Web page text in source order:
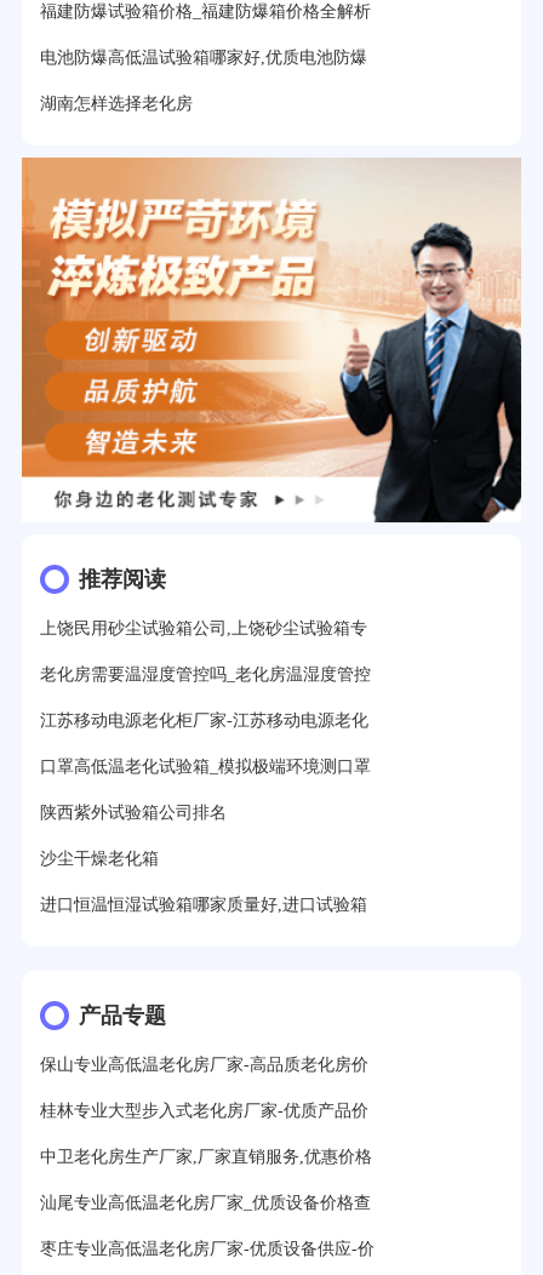
福建防爆试验箱价格_福建防爆箱价格全解析
电池防爆高低温试验箱哪家好,优质电池防爆
湖南怎样选择老化房
推荐阅读
上饶民用砂尘试验箱公司,上饶砂尘试验箱专
老化房需要温湿度管控吗_老化房温湿度管控
江苏移动电源老化柜厂家-江苏移动电源老化
口罩高低温老化试验箱_模拟极端环境测口罩
陕西紫外试验箱公司排名
沙尘干燥老化箱
进口恒温恒湿试验箱哪家质量好,进口试验箱
产品专题
保山专业高低温老化房厂家-高品质老化房价
桂林专业大型步入式老化房厂家-优质产品价
中卫老化房生产厂家,厂家直销服务,优惠价格
汕尾专业高低温老化房厂家_优质设备价格查
枣庄专业高低温老化房厂家-优质设备供应-价